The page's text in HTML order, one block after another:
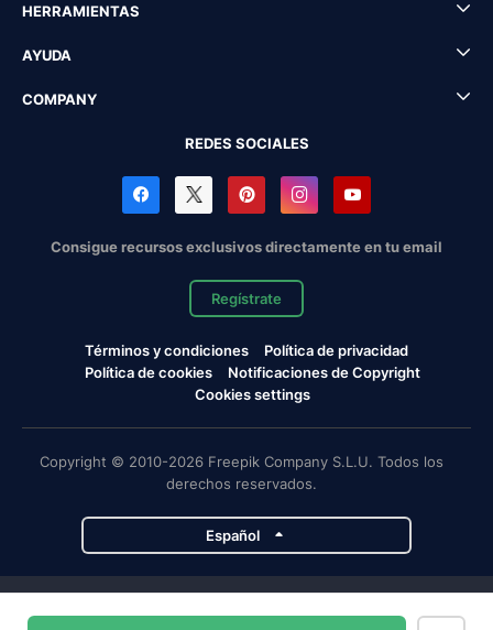
HERRAMIENTAS
AYUDA
COMPANY
REDES SOCIALES
Consigue recursos exclusivos directamente en tu email
Regístrate
Términos y condiciones
Política de privacidad
Política de cookies
Notificaciones de Copyright
Cookies settings
Copyright © 2010-2026 Freepik Company S.L.U. Todos los
derechos reservados.
Español